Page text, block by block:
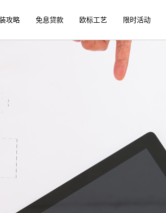
攻略 免息贷款 欧标工艺 限时活动